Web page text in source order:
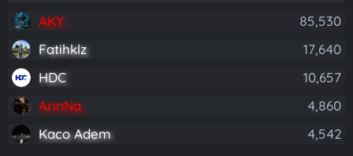
AKY
85,530
Fatihklz
17,640
HDC
10,657
ArinNa
4,860
Kaco Adem
4,542